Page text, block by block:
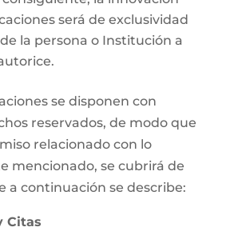
será de exclusividad
la persona o Institución a
se disponen con
reservados, de modo que
relacionado con lo
mencionado, se cubrirá de
a continuación se describe:
Citas